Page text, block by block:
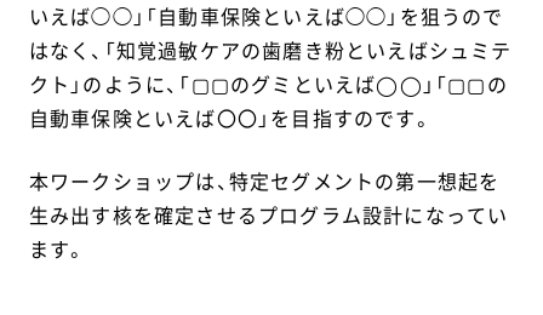
いえば◯◯」「自動車保険といえば◯◯」を狙うので
はなく、「知覚過敏ケアの歯磨き粉といえばシュミテ
クト」のように、「▢▢のグミといえば◯◯」「▢▢の
自動車保険といえば〇〇」を目指すのです。
本ワークショップは、特定セグメントの第一想起を
生み出す核を確定させるプログラム設計になってい
ます。